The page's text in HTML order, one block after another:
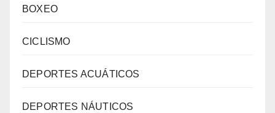
BOXEO
CICLISMO
DEPORTES ACUÁTICOS
DEPORTES NÁUTICOS